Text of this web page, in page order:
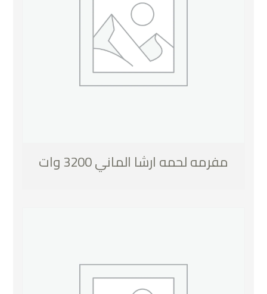
مفرمه لحمه ارشا الماني 3200 وات